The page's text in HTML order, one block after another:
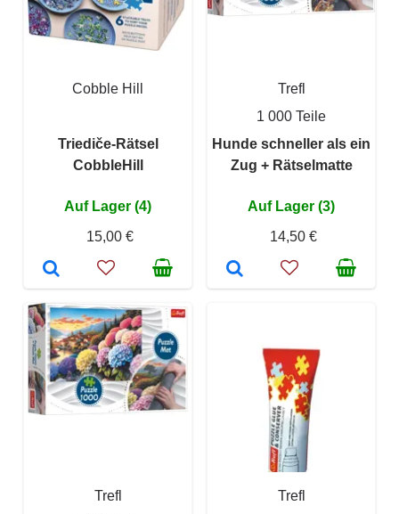
Cobble Hill
Triediče-Rätsel
CobbleHill
Auf Lager (4)
15,00 €
Trefl
1 000 Teile
Hunde schneller als ein
Zug + Rätselmatte
Auf Lager (3)
14,50 €
Trefl
Trefl